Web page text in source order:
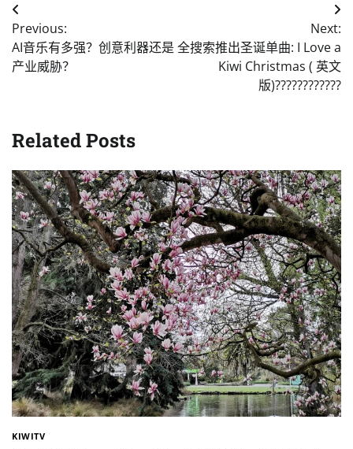
Post
navigation
Previous:
AI音乐有多强？创意利器还是
产业威胁？
Next:
全搜索推出圣诞单曲: I Love a
Kiwi Christmas ( 英文
版)????????????
Related Posts
KIWITV